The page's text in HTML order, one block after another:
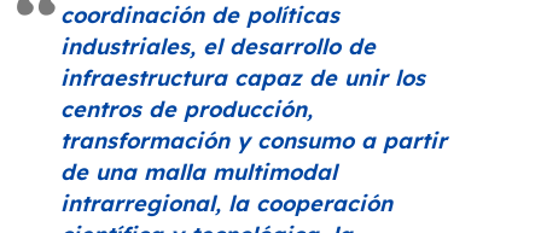
coordinación de políticas
industriales, el desarrollo de
infraestructura capaz de unir los
centros de producción,
transformación y consumo a partir
de una malla multimodal
intrarregional, la cooperación